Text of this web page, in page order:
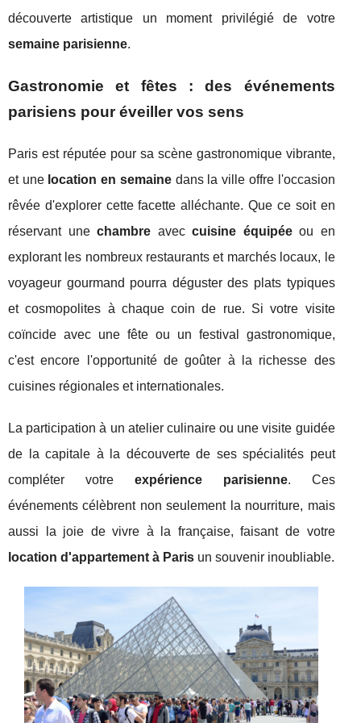
découverte artistique un moment privilégié de votre
semaine parisienne.
Gastronomie et fêtes : des événements
parisiens pour éveiller vos sens
Paris est réputée pour sa scène gastronomique vibrante,
et une location en semainedans la ville offre l'occasion
rêvée d'explorer cette facette alléchante. Que ce soit en
réservant unechambre aveccuisine équipéeou en
explorant les nombreux restaurants et marchés locaux, le
voyageur gourmand pourra déguster des plats typiques
et cosmopolites à chaque coin de rue. Si votre visite
coïncide avec une fête ou un festival gastronomique,
c'est encore l'opportunité de goûter à la richesse des
cuisines régionales et internationales.
La participation à un atelier culinaire ou une visite guidée
de la capitale à la découverte de ses spécialités peut
compléter votre expérience parisienne. Ces
événements célèbrent non seulement la nourriture, mais
aussi la joie de vivre à la française, faisant de votre
location d'appartement à Paris un souvenir inoubliable.